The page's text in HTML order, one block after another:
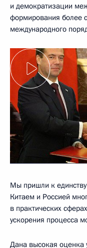
и демократизации
формирования более
международного
Мы пришли к
Китаем и Россией
в практических
ускорения процесса
Дана высокая оценка